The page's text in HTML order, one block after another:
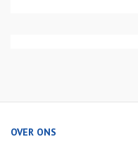
OVER ONS